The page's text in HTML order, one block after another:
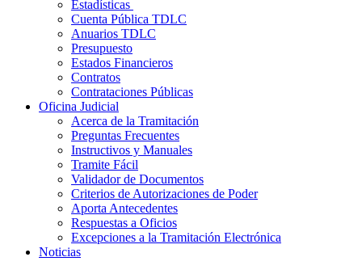
Estadísticas
Cuenta Pública TDLC
Anuarios TDLC
Presupuesto
Estados Financieros
Contratos
Contrataciones Públicas
Oficina Judicial
Acerca de la Tramitación
Preguntas Frecuentes
Instructivos y Manuales
Tramite Fácil
Validador de Documentos
Criterios de Autorizaciones de Poder
Aporta Antecedentes
Respuestas a Oficios
Excepciones a la Tramitación Electrónica
Noticias